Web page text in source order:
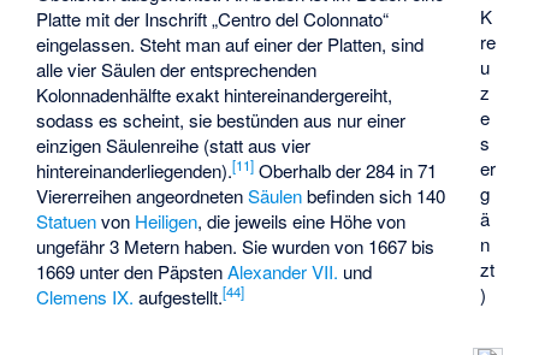
K
re
u
z
e
s
er
g
ä
n
zt
)
Platte mit der Inschrift „Centro del Colonnato“
eingelassen. Steht man auf einer der Platten, sind
alle vier Säulen der entsprechenden
Kolonnadenhälfte exakt hintereinandergereiht,
sodass es scheint, sie bestünden aus nur einer
einzigen Säulenreihe (statt aus vier
hintereinanderliegenden).[11] Oberhalb der 284 in 71
Viererreihen angeordnetenSäulenbefinden sich 140
Statuenvon Heiligen, die jeweils eine Höhe von
ungefähr 3 Metern haben. Sie wurden von 1667 bis
1669 unter den PäpstenAlexander VII. und
Clemens IX. aufgestellt.[44]